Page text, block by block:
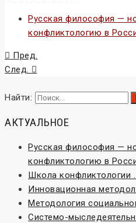
Русская философия —
конфликтологию в
Пред.
След.
Найти:
АКТУАЛЬНОЕ
Русская философия —
конфликтологию в
Школа конфликтологии
Инновационная
Методология
Системо-